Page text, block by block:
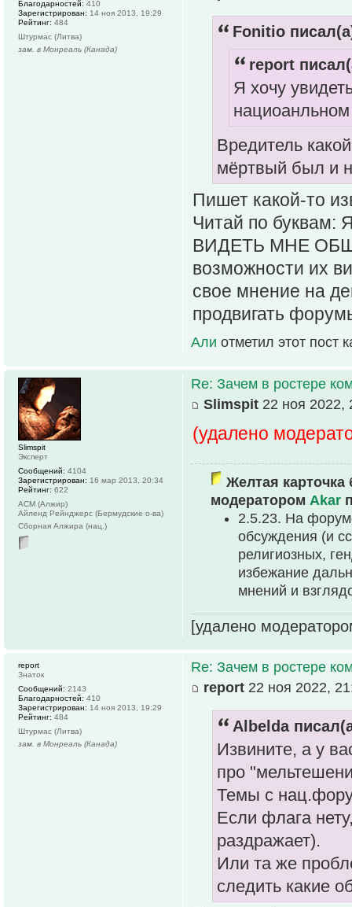
Fonitio
report
Я хочу
Вредитель
мёртвый был и
Пишет какой-то
Читай по
ВИДЕТЬ МНЕ
возможности их
свое мнение на
продвигать
Али отметил этот пост
Благодарностей: 410
Зарегистрирован: 14 ноя 2013, 19:29
Рейтинг: 484
Штурмас (Литва)
зам. в Монреаль (Канада)
Re: Зачем в ростере
Slimspit 22 ноя 2022,
(удалено
Желтая карточка
модератором Akar
2.5.23. На
обсуждения (и
религиозных,
избежание
мнений и
[удалено
Slimspit
Эксперт
Сообщений: 4104
Зарегистрирован: 16 мар 2013, 20:34
Рейтинг: 622
АСМ (Алжир)
Айленд Рейнджерс (Бермудские о-ва)
Сборная Алжира (нац.)
Re: Зачем в ростере
report 22 ноя 2022,
Albelda
Извините, а у
про
Темы с
Если флага
раздражает).
Или та же
следить какие
report
Знаток
Сообщений: 2143
Благодарностей: 410
Зарегистрирован: 14 ноя 2013, 19:29
Рейтинг: 484
Штурмас (Литва)
зам. в Монреаль (Канада)